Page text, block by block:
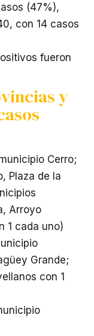
(47%),
con 14 casos
fueron
y
Cerro;
Plaza de la
Arroyo
1 cada uno)
Grande;
con 1